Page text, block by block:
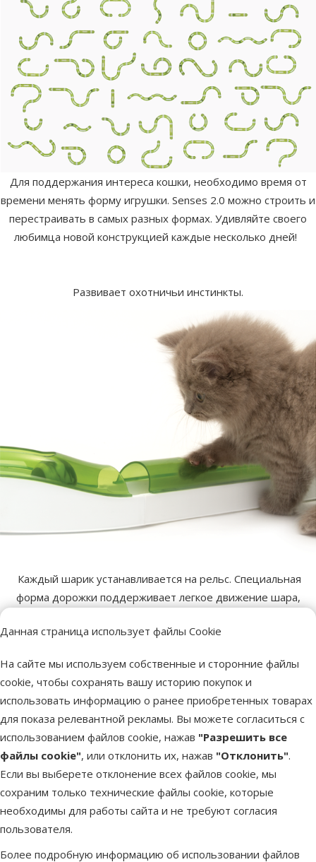
Данная страница использует файлы Cookie
На сайте мы используем собственные и сторонние файлы
cookie, чтобы сохранять вашу историю покупок и
использовать информацию о ранее приобретенных товарах
для показа релевантной рекламы. Вы можете согласиться с
использованием файлов cookie, нажав "Разрешить все
файлы cookie", или отклонить их, нажав "Отклонить".
Если вы выберете отклонение всех файлов cookie, мы
сохраним только технические файлы cookie, которые
необходимы для работы сайта и не требуют согласия
пользователя.
Более подробную информацию об использовании файлов
Для поддержания интереса кошки, необходимо время от
времени менять форму игрушки. Senses 2.0 можно строить и
перестраивать в самых разных формах. Удивляйте своего
любимца новой конструкцией каждые несколько дней!
Развивает охотничьи инстинкты.
Каждый шарик устанавливается на рельс. Специальная
форма дорожки поддерживает легкое движение шара,
Легкая сборка.
Сложить рельсы не займет много времени и труда: сложите
две ячейки и надавите, пока не услышите мягкий щелчок.
Чтобы снять, нажмите на защелки с обоих концов и